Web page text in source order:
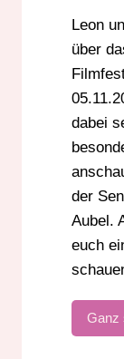
Leon
über
dabei
der
Aubel.
euch
Ganz